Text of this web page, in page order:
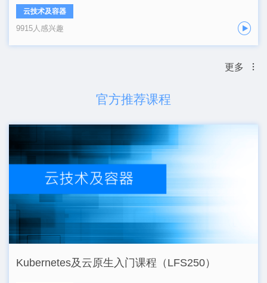
云技术及容器
9915人感兴趣
更多
官方推荐课程
Kubernetes及云原生入门课程（LFS250）